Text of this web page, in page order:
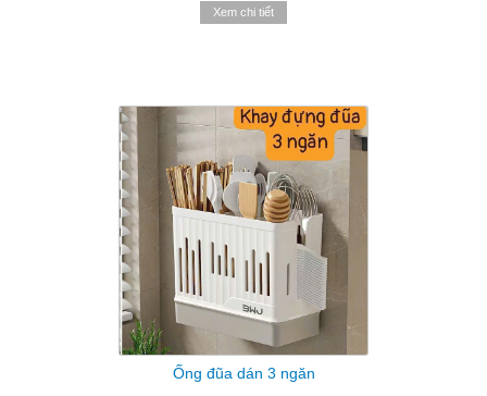
Xem chi tiết
Ống đũa dán 3 ngăn